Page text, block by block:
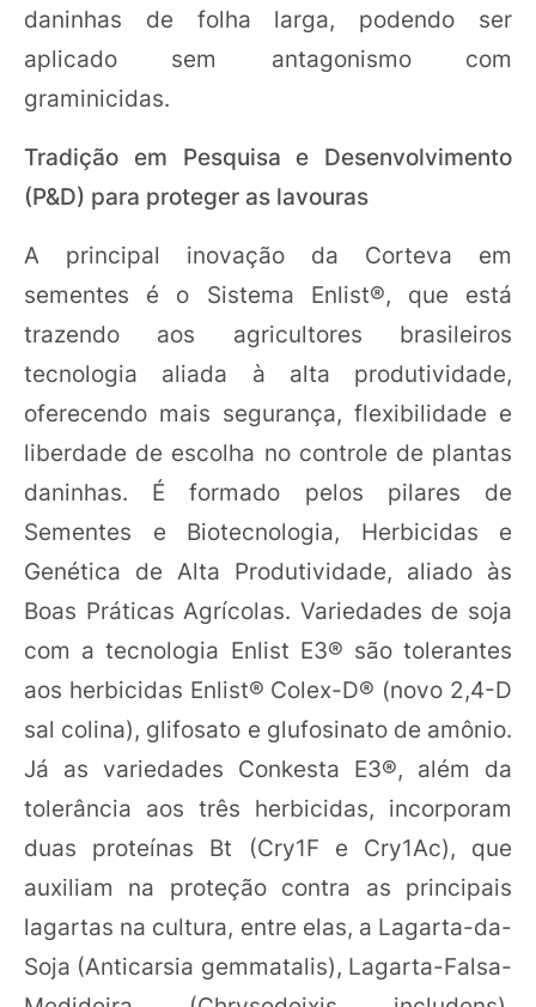
daninhas de folha larga, podendo ser
aplicado sem antagonismo com
graminicidas.
Tradição em Pesquisa e Desenvolvimento
(P&D) para proteger as lavouras
A principal inovação da Corteva em
sementes é o Sistema Enlist®, que está
trazendo aos agricultores brasileiros
tecnologia aliada à alta produtividade,
oferecendo mais segurança, flexibilidade e
liberdade de escolha no controle de plantas
daninhas. É formado pelos pilares de
Sementes e Biotecnologia, Herbicidas e
Genética de Alta Produtividade, aliado às
Boas Práticas Agrícolas. Variedades de soja
com a tecnologia Enlist E3® são tolerantes
aos herbicidas Enlist® Colex-D® (novo 2,4-D
sal colina), glifosato e glufosinato de amônio.
Já as variedades Conkesta E3®, além da
tolerância aos três herbicidas, incorporam
duas proteínas Bt (Cry1F e Cry1Ac), que
auxiliam na proteção contra as principais
lagartas na cultura, entre elas, a Lagarta-da-
Soja (Anticarsia gemmatalis), Lagarta-Falsa-